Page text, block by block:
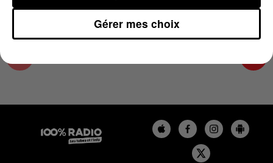
Gérer mes choix